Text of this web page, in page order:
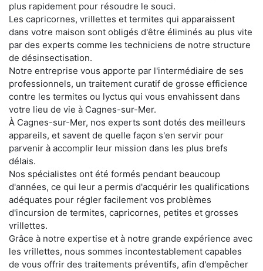
plus rapidement pour résoudre le souci.
Les capricornes, vrillettes et termites qui apparaissent
dans votre maison sont obligés d'être éliminés au plus vite
par des experts comme les techniciens de notre structure
de désinsectisation.
Notre entreprise vous apporte par l'intermédiaire de ses
professionnels, un traitement curatif de grosse efficience
contre les termites ou lyctus qui vous envahissent dans
votre lieu de vie à Cagnes-sur-Mer.
À Cagnes-sur-Mer, nos experts sont dotés des meilleurs
appareils, et savent de quelle façon s'en servir pour
parvenir à accomplir leur mission dans les plus brefs
délais.
Nos spécialistes ont été formés pendant beaucoup
d'années, ce qui leur a permis d'acquérir les qualifications
adéquates pour régler facilement vos problèmes
d'incursion de termites, capricornes, petites et grosses
vrillettes.
Grâce à notre expertise et à notre grande expérience avec
les vrillettes, nous sommes incontestablement capables
de vous offrir des traitements préventifs, afin d'empêcher